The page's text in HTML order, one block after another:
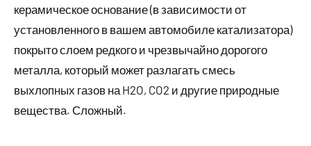
керамическое основание (в зависимости от
установленного в вашем автомобиле катализатора)
покрыто слоем редкого и чрезвычайно дорогого
металла, который может разлагать смесь
выхлопных газов на H2O, CO2 и другие природные
вещества. Сложный.